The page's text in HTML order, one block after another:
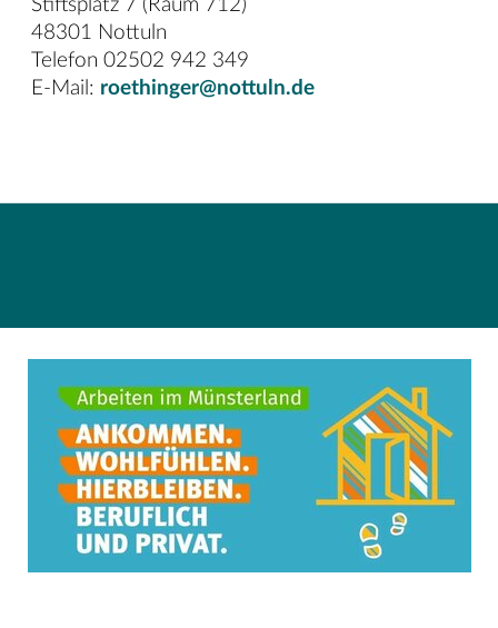
Stiftsplatz 7 (Raum 712)
48301 Nottuln
Telefon 02502 942 349
E-Mail: roethinger@nottuln.de